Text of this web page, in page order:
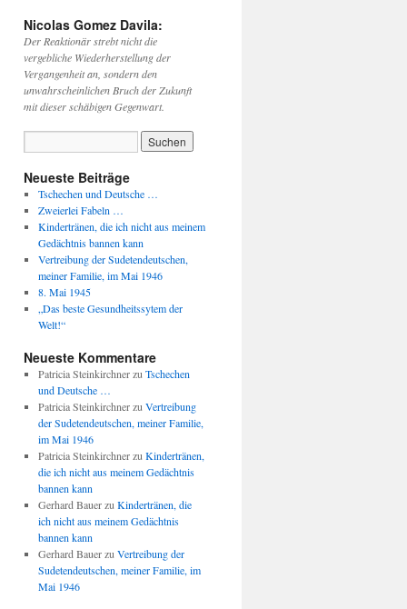
Nicolas Gomez Davila:
Der Reaktionär strebt nicht die
vergebliche Wiederherstellung der
Vergangenheit an, sondern den
unwahrscheinlichen Bruch der Zukunft
mit dieser schäbigen Gegenwart.
Neueste Beiträge
Tschechen und Deutsche …
Zweierlei Fabeln …
Kindertränen, die ich nicht aus meinem
Gedächtnis bannen kann
Vertreibung der Sudetendeutschen,
meiner Familie, im Mai 1946
8. Mai 1945
„Das beste Gesundheitssytem der
Welt!“
Neueste Kommentare
Patricia Steinkirchnerzu Tschechen
und Deutsche …
Patricia Steinkirchnerzu Vertreibung
der Sudetendeutschen, meiner Familie,
im Mai 1946
Patricia Steinkirchnerzu Kindertränen,
die ich nicht aus meinem Gedächtnis
bannen kann
Gerhard Bauerzu Kindertränen, die
ich nicht aus meinem Gedächtnis
bannen kann
Gerhard Bauerzu Vertreibung der
Sudetendeutschen, meiner Familie, im
Mai 1946